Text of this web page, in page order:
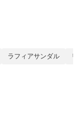
ラフィアサンダル